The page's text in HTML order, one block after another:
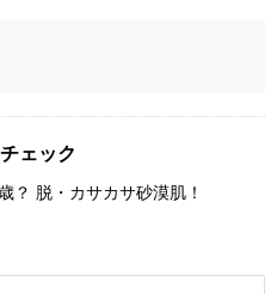
ェック
？ 脱・カサカサ砂漠肌！